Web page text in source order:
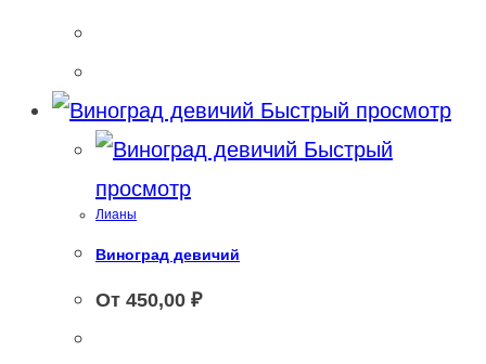
Быстрый просмотр
Быстрый
просмотр
Лианы
Виноград девичий
От 450,00 ₽